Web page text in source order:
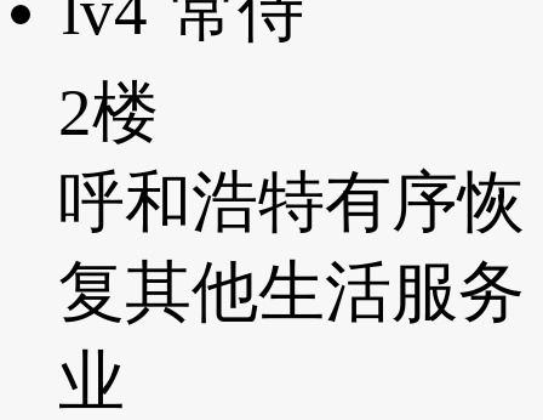
2楼
呼和浩特有序恢
复其他生活服务
业